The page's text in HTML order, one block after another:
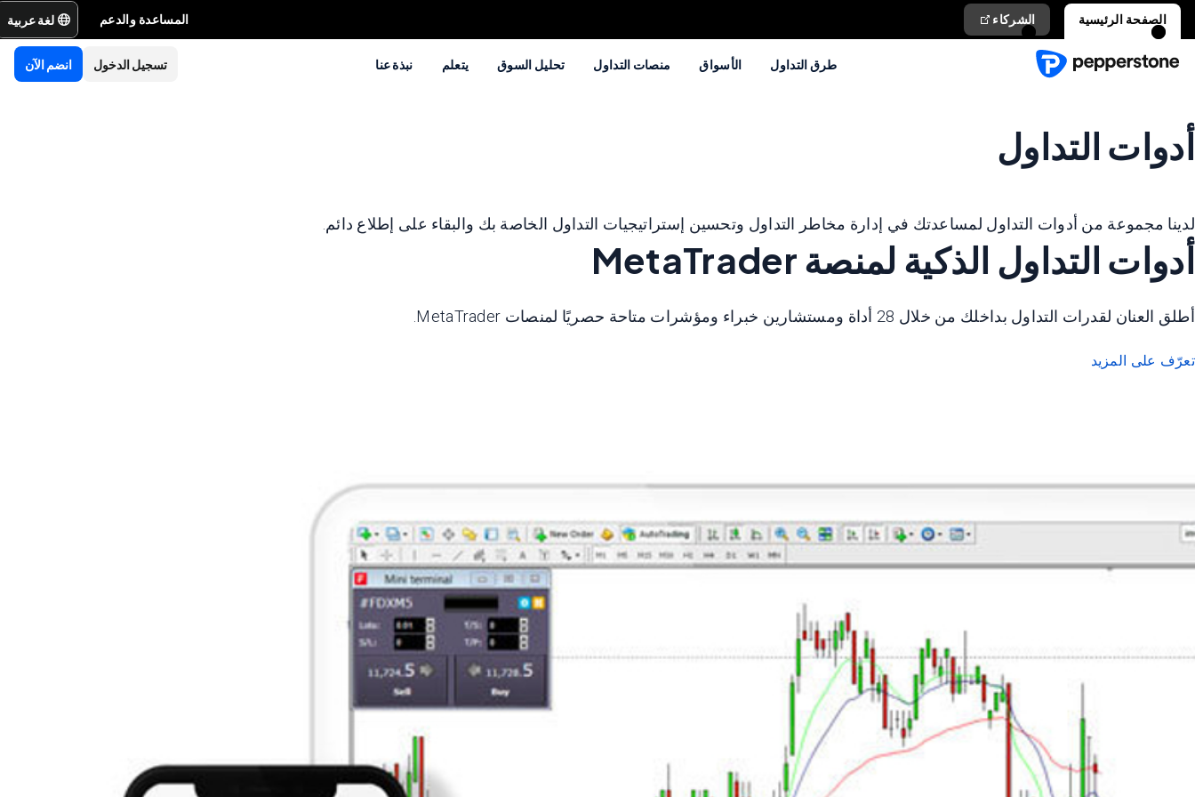
الصفحة الرئيسية الشركاء المساعدة والدعم لغة عربية
طرق التداول الأسواق منصات التداول تحليل السوق يتعلم نبذة عنا انضم الآن تسجيل الدخول
أدوات التداول
لدينا مجموعة من أدوات التداول لمساعدتك في إدارة مخاطر التداول وتحسين إستراتيجيات التداول الخاصة بك والبقاء على إطلاع دائم.
أدوات التداول الذكية لمنصة MetaTrader
أطلق العنان لقدرات التداول بداخلك من خلال 28 أداة ومستشارين خبراء ومؤشرات متاحة حصريًا لمنصات MetaTrader.
تعرّف على المزيد